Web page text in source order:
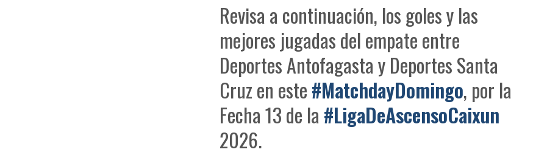
Revisa a continuación, los goles y las
mejores jugadas del empate entre
Deportes Antofagasta y Deportes Santa
Cruz en este#MatchdayDomingo, por la
Fecha 13 de la#LigaDeAscensoCaixun
2026.